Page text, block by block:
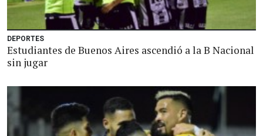
DEPORTES
Estudiantes de Buenos Aires ascendió a la B Nacional
sin jugar